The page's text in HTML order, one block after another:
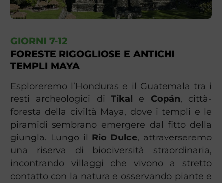
GIORNI 7-12
FORESTE RIGOGLIOSE E ANTICHI
TEMPLI MAYA
Esploreremo l’Honduras e il Guatemala tra i
resti archeologici di Tikal e Copán, città-
foresta della civiltà Maya, dove i templi e le
piramidi sembrano emergere dal fitto della
giungla. Lungo il Rio Dulce, attraverseremo
una riserva di biodiversità straordinaria,
incontrando villaggi che vivono a stretto
contatto con la natura e osservando piante e